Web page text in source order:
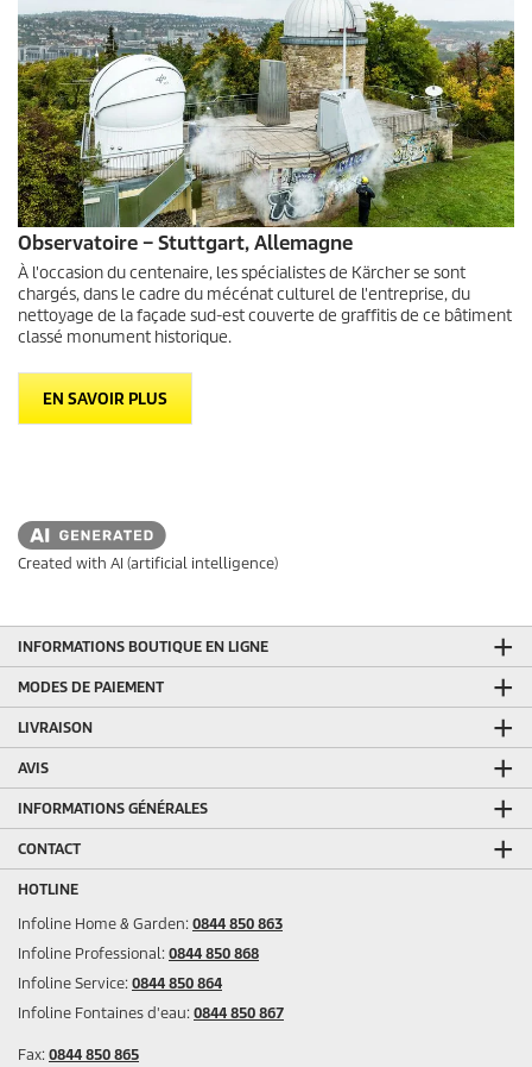
Observatoire – Stuttgart, Allemagne
À l'occasion du centenaire, les spécialistes de Kärcher se sont
chargés, dans le cadre du mécénat culturel de l'entreprise, du
nettoyage de la façade sud-est couverte de graffitis de ce bâtiment
classé monument historique.
EN SAVOIR PLUS
Created with AI (artificial intelligence)
INFORMATIONS BOUTIQUE EN LIGNE
MODES DE PAIEMENT
LIVRAISON
AVIS
INFORMATIONS GÉNÉRALES
CONTACT
HOTLINE
Infoline Home & Garden: 0844 850 863
Infoline Professional: 0844 850 868
Infoline Service: 0844 850 864
Infoline Fontaines d'eau: 0844 850 867
Fax: 0844 850 865